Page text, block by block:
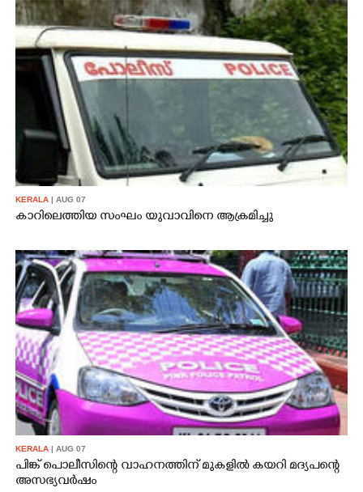
KERALA | AUG 07
കാറിലെത്തിയ സംഘം യുവാവിനെ ആക്രമിച്ചു
KERALA | AUG 07
പിങ്ക് പൊലീസിന്റെ വാഹനത്തിന് മുകളിൽ കയറി മദ്യപന്റെ
അസഭ്യവ‌ർഷം